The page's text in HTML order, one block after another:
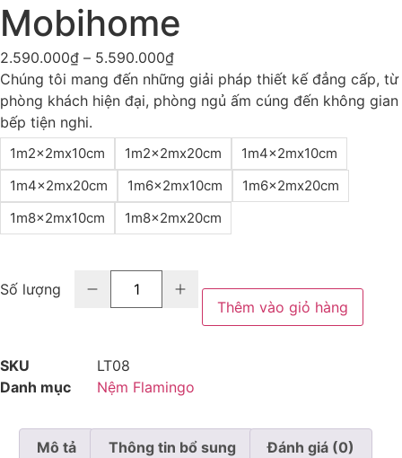
Mobihome
2.590.000₫ – 5.590.000₫
Chúng tôi mang đến những giải pháp thiết kế đẳng cấp, từ
phòng khách hiện đại, phòng ngủ ấm cúng đến không gian
bếp tiện nghi.
1m2x2mx10cm 1m2x2mx20cm
1m4x2mx10cm
1m4x2mx20cm
1m6x2mx10cm
1m6x2mx20cm
1m8x2mx10cm
1m8x2mx20cm
Số lượng
Thêm vào giỏ hàng
SKU
LT08
Danh mục
Nệm Flamingo
Mô tả Thông tin bổ sung Đánh giá (0)